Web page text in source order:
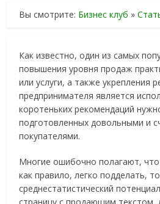
Вы смотрите: Бизнес клуб »
Как известно, один из самых
повышения уровня продаж
или услуги, а также укрепления
предпринимателя является
коротеньких рекомендаций
подготовленных довольными и
покупателями.
Многие ошибочно полагают,
как правило, легко подделать, то
среднестатистический